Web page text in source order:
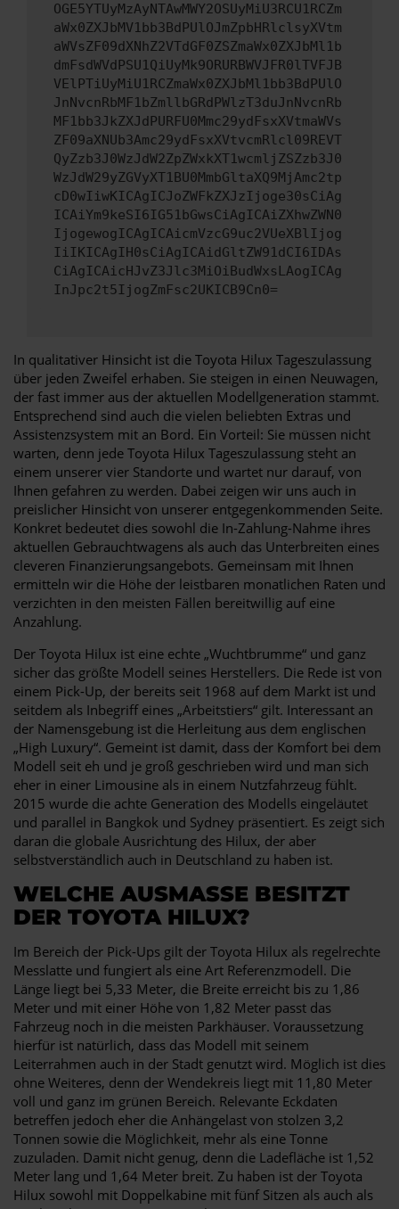
OGE5YTUyMzAyNTAwMWY2OSUyMiU3RCU1RCZm
aWx0ZXJbMV1bb3BdPUlOJmZpbHRlclsyXVtm
aWVsZF09dXNhZ2VTdGF0ZSZmaWx0ZXJbMl1b
dmFsdWVdPSU1QiUyMk9ORURBWVJFR0lTVFJB
VElPTiUyMiU1RCZmaWx0ZXJbMl1bb3BdPUlO
JnNvcnRbMF1bZmllbGRdPWlzT3duJnNvcnRb
MF1bb3JkZXJdPURFU0Mmc29ydFsxXVtmaWVs
ZF09aXNUb3Amc29ydFsxXVtvcmRlcl09REVT
QyZzb3J0WzJdW2ZpZWxkXT1wcmljZSZzb3J0
WzJdW29yZGVyXT1BU0MmbGltaXQ9MjAmc2tp
cD0wIiwKICAgICJoZWFkZXJzIjoge30sCiAg
ICAiYm9keSI6IG51bGwsCiAgICAiZXhwZWN0
IjogewogICAgICAicmVzcG9uc2VUeXBlIjog
IiIKICAgIH0sCiAgICAidGltZW91dCI6IDAs
CiAgICAicHJvZ3Jlc3MiOiBudWxsLAogICAg
InJpc2t5IjogZmFsc2UKICB9Cn0=
In qualitativer Hinsicht ist die Toyota Hilux Tageszulassung
über jeden Zweifel erhaben. Sie steigen in einen Neuwagen,
der fast immer aus der aktuellen Modellgeneration stammt.
Entsprechend sind auch die vielen beliebten Extras und
Assistenzsystem mit an Bord. Ein Vorteil: Sie müssen nicht
warten, denn jede Toyota Hilux Tageszulassung steht an
einem unserer vier Standorte und wartet nur darauf, von
Ihnen gefahren zu werden. Dabei zeigen wir uns auch in
preislicher Hinsicht von unserer entgegenkommenden Seite.
Konkret bedeutet dies sowohl die In-Zahlung-Nahme ihres
aktuellen Gebrauchtwagens als auch das Unterbreiten eines
cleveren Finanzierungsangebots. Gemeinsam mit Ihnen
ermitteln wir die Höhe der leistbaren monatlichen Raten und
verzichten in den meisten Fällen bereitwillig auf eine
Anzahlung.
Der Toyota Hilux ist eine echte „Wuchtbrumme“ und ganz
sicher das größte Modell seines Herstellers. Die Rede ist von
einem Pick-Up, der bereits seit 1968 auf dem Markt ist und
seitdem als Inbegriff eines „Arbeitstiers“ gilt. Interessant an
der Namensgebung ist die Herleitung aus dem englischen
„High Luxury“. Gemeint ist damit, dass der Komfort bei dem
Modell seit eh und je groß geschrieben wird und man sich
eher in einer Limousine als in einem Nutzfahrzeug fühlt.
2015 wurde die achte Generation des Modells eingeläutet
und parallel in Bangkok und Sydney präsentiert. Es zeigt sich
daran die globale Ausrichtung des Hilux, der aber
selbstverständlich auch in Deutschland zu haben ist.
WELCHE AUSMASSE BESITZT D
ER TOYOTA HILUX?
Im Bereich der Pick-Ups gilt der Toyota Hilux als regelrechte
Messlatte und fungiert als eine Art Referenzmodell. Die
Länge liegt bei 5,33 Meter, die Breite erreicht bis zu 1,86
Meter und mit einer Höhe von 1,82 Meter passt das
Fahrzeug noch in die meisten Parkhäuser. Voraussetzung
hierfür ist natürlich, dass das Modell mit seinem
Leiterrahmen auch in der Stadt genutzt wird. Möglich ist dies
ohne Weiteres, denn der Wendekreis liegt mit 11,80 Meter
voll und ganz im grünen Bereich. Relevante Eckdaten
betreffen jedoch eher die Anhängelast von stolzen 3,2
Tonnen sowie die Möglichkeit, mehr als eine Tonne
zuzuladen. Damit nicht genug, denn die Ladefläche ist 1,52
Meter lang und 1,64 Meter breit. Zu haben ist der Toyota
Hilux sowohl mit Doppelkabine mit fünf Sitzen als auch als